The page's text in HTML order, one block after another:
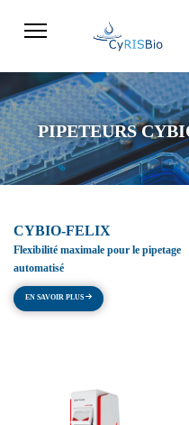
PIPETEURS
CYBIO-FELIX
Flexibilité maximale pour le pipetage
automatisé
EN SAVOIR PLUS